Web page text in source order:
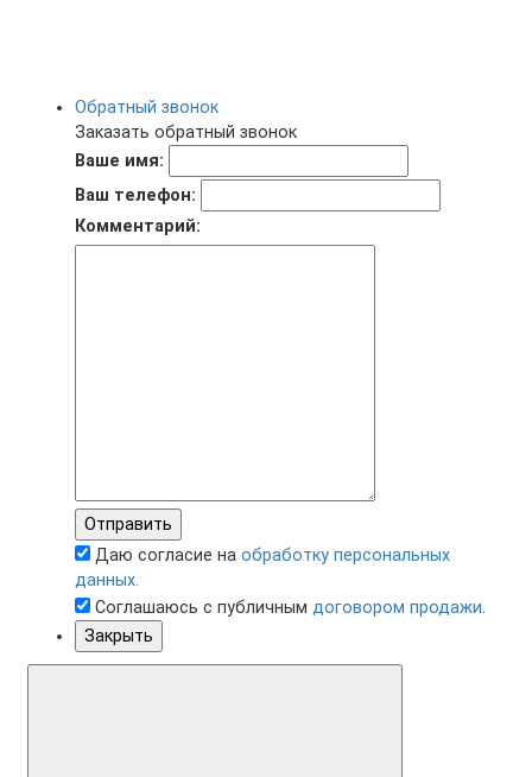
Обратный звонок
Заказать обратный звонок
Ваше имя:
Ваш телефон:
Комментарий:
Отправить
Даю согласие на обработку персональных
данных.
Соглашаюсь с публичным договором продажи.
Закрыть